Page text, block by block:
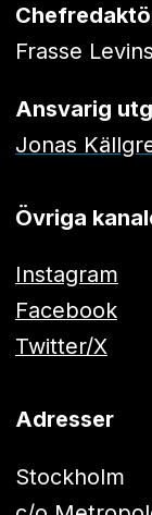
Frasse
Ansvarig
Jonas
Övriga
Instagram
Facebook
Twitter/X
Adresser
Stockholm